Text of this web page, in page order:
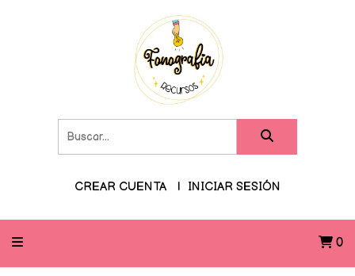
CREAR CUENTA INICIAR SESIÓN
0